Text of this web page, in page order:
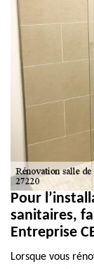
Pour
sanitaires,
Entreprise
Lorsque vous